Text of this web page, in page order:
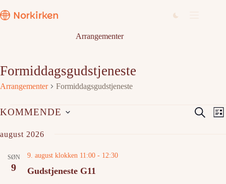
til
innholdet
Arrangementer
Formiddagsgudstjeneste
Arrangementer Formiddagsgudstjeneste
Arrangementer
A
S
A
r
L
KOMMENDE
e
august 2026
SØN
9 Gudstjeneste G11
9. august klokken 11:00 - 12:30